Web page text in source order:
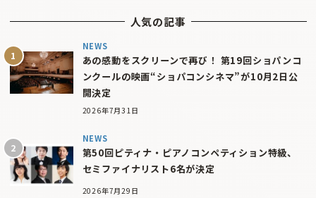
人気の記事
NEWS
あの感動をスクリーンで再び！ 第19回ショパンコ
ンクールの映画“ショパコンシネマ”が10月2日公
開決定
2026年7月31日
NEWS
第50回ピティナ・ピアノコンペティション特級、
セミファイナリスト6名が決定
2026年7月29日